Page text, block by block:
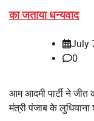
का जताया धन्यवाद
July
0
आम आदमी पार्टी ने जीत
मंत्री पंजाब के